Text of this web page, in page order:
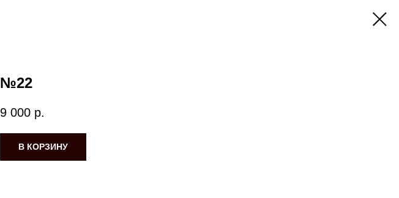
№22
9 000 р.
В КОРЗИНУ